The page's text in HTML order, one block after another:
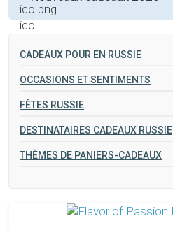
CADEAUX POUR EN RUSSIE
OCCASIONS ET SENTIMENTS
FÊTES RUSSIE
DESTINATAIRES CADEAUX RUSSIE
THÈMES DE PANIERS-CADEAUX